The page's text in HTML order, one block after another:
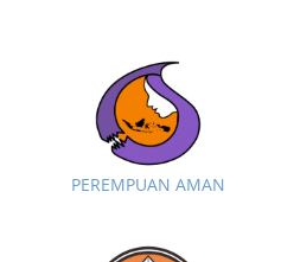
PEREMPUAN AMAN